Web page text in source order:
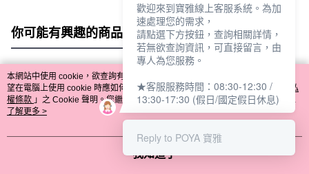
你可能有興趣的商品 全站排行
熱門標籤
本網站中使用 cookie，欲查詢有關本網站使用 cookie 方式之詳情，及若您不希
望在電腦上使用 cookie 時應如何變更電腦的 cookie 設定，請參閱本網站「
隱私
權條款 」之 Cookie 聲明。您繼續使用本網站即表示您同意本公司得按本網站使
用條款之 Cookie 聲明使用 cookie。
了解更多 >
我知道了
歡迎來到寶雅線上客服系統。為加
速處理您的需求，
請點選下方按鈕，查詢相關詳情，
若無欲查詢資訊，可直接留言，由
專人為您服務。
★客服服務時間：08:30-12:30 /
13:30-17:30 (假日/國定假日休息)
Reply to POYA 寶雅